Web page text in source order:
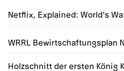
Netflix, Explained: World's
WRRL Bewirtschaftungsplan
Holzschnitt der ersten König